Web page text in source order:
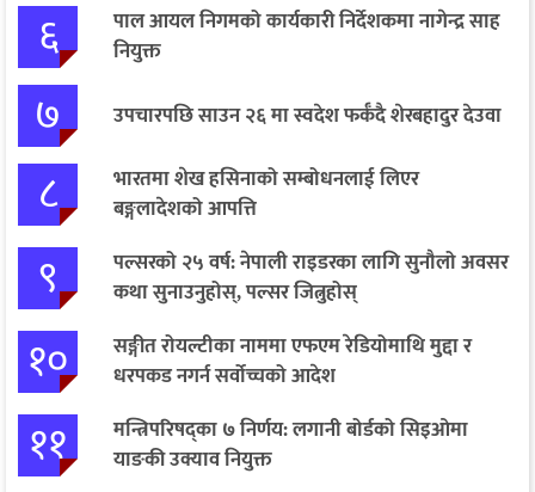
६
पाल आयल निगमको कार्यकारी निर्देशकमा नागेन्द्र साह
नियुक्त
७ उपचारपछि साउन २६ मा स्वदेश फर्कँदै शेरबहादुर देउवा
८
भारतमा शेख हसिनाको सम्बोधनलाई लिएर
बङ्गलादेशको आपत्ति
९
पल्सरको २५ वर्ष: नेपाली राइडरका लागि सुनौलो अवसर
कथा सुनाउनुहोस्, पल्सर जित्नुहोस्
१०
सङ्गीत रोयल्टीका नाममा एफएम रेडियोमाथि मुद्दा र
धरपकड नगर्न सर्वोच्चको आदेश
११
मन्त्रिपरिषद्का ७ निर्णय: लगानी बोर्डको सिइओमा
याङकी उक्याव नियुक्त